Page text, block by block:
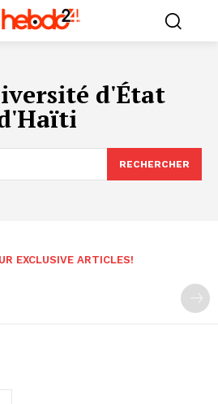
d'État
RECHERCHER
EXCLUSIVE ARTICLES!